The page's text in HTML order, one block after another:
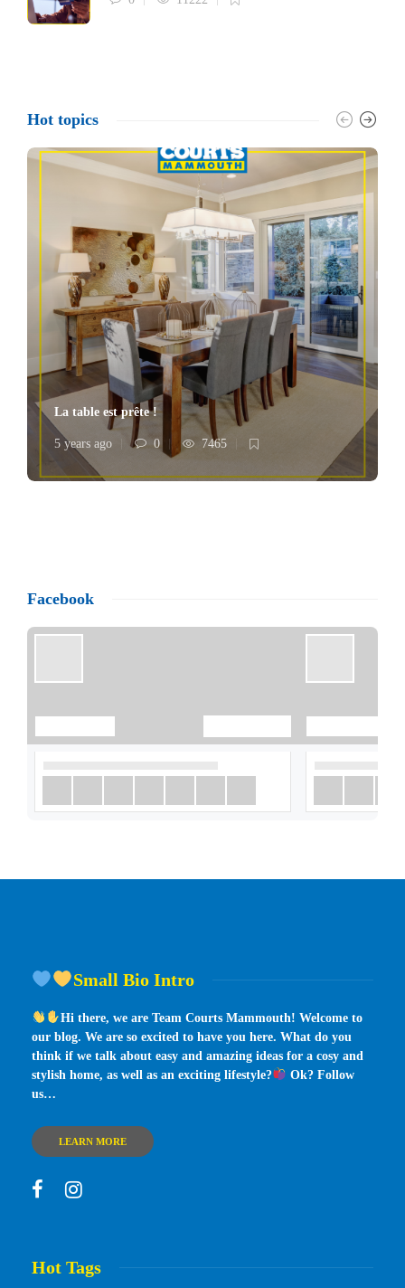
Hot topics
La table est prête !
5 years ago 0 7465
Facebook
Small Bio Intro
Hi there, we are Team Courts Mammouth! Welcome to
our blog. We are so excited to have you here. What do you
think if we talk about easy and amazing ideas for a cosy and
stylish home, as well as an exciting lifestyle?
Ok? Follow
us…
LEARN MORE
Hot Tags